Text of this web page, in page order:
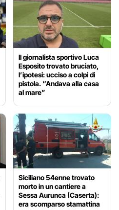
Il giornalista sportivo Luca
Esposito trovato bruciato,
l’ipotesi: ucciso a colpi di
pistola. “Andava alla casa
al mare”
Siciliano 54enne trovato
morto in un cantiere a
Sessa Aurunca (Caserta):
era scomparso stamattina